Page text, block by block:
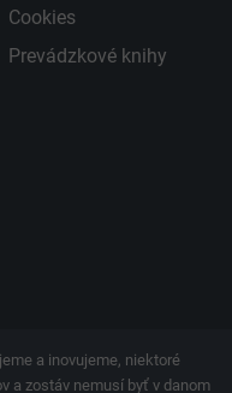
Cookies
Prevádzkové knihy
a inovujeme, niektoré
a zostáv nemusí byť v danom